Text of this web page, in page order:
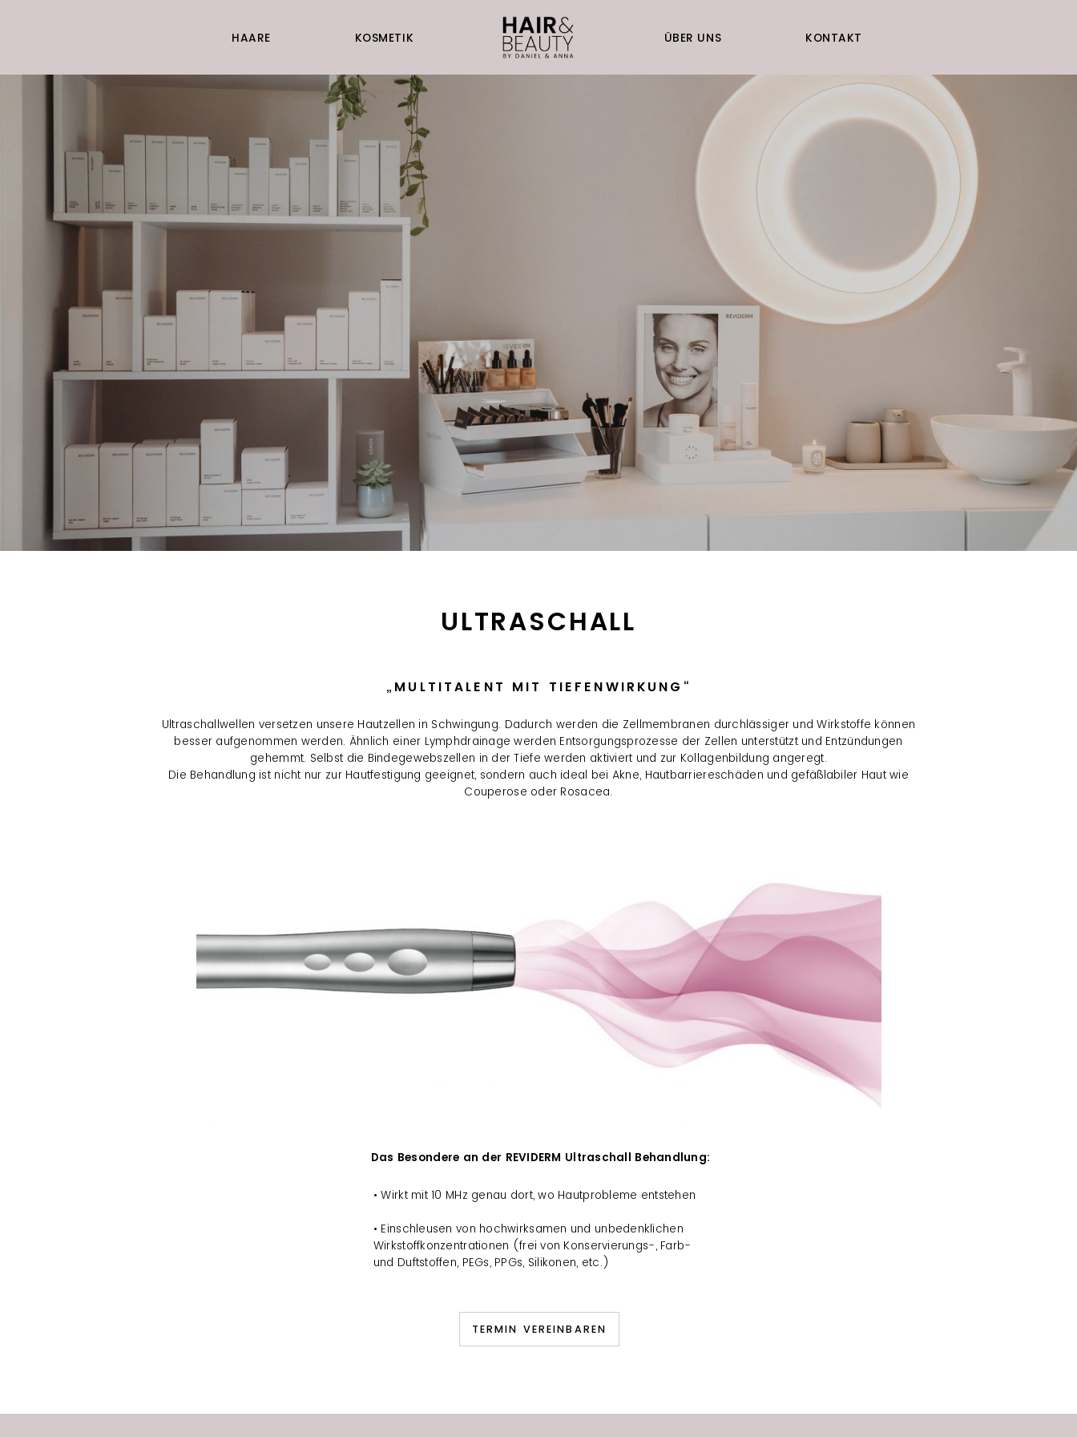
HAARE KOSMETIK ÜBER UNS KONTAKT
ULTRASCHALL
„MULTITALENT MIT TIEFENWIRKUNG“
Ultraschallwellen versetzen unsere Hautzellen in Schwingung. Dadurch werden die Zellmembranen durchlässiger und Wirkstoffe können
besser aufgenommen werden. Ähnlich einer Lymphdrainage werden Entsorgungsprozesse der Zellen unterstützt und Entzündungen
gehemmt. Selbst die Bindegewebszellen in der Tiefe werden aktiviert und zur Kollagenbildung angeregt.
Die Behandlung ist nicht nur zur Hautfestigung geeignet, sondern auch ideal bei Akne, Hautbarriereschäden und gefäßlabiler Haut wie
Couperose oder Rosacea.
Das Besondere an der REVIDERM Ultraschall Behandlung:
• Wirkt mit 10 MHz genau dort, wo Hautprobleme entstehen
• Einschleusen von hochwirksamen und unbedenklichen
Wirkstoffkonzentrationen (frei von Konservierungs-, Farb-
und Duftstoffen, PEGs, PPGs, Silikonen, etc.)
TERMIN VEREINBAREN